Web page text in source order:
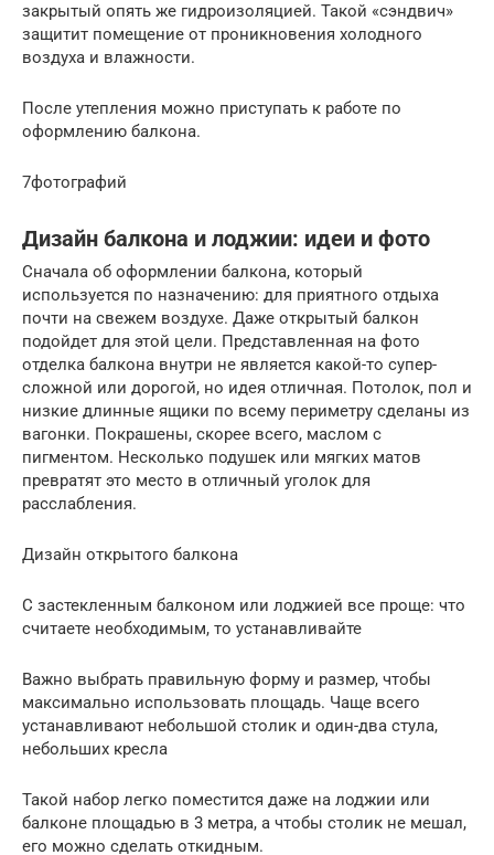
закрытый опять же гидроизоляцией. Такой «сэндвич»
защитит помещение от проникновения холодного
воздуха и влажности.
После утепления можно приступать к работе по
оформлению балкона.
7фотографий
Дизайн балкона и лоджии: идеи и фото
Сначала об оформлении балкона, который
используется по назначению: для приятного отдыха
почти на свежем воздухе. Даже открытый балкон
подойдет для этой цели. Представленная на фото
отделка балкона внутри не является какой-то супер-
сложной или дорогой, но идея отличная. Потолок, пол и
низкие длинные ящики по всему периметру сделаны из
вагонки. Покрашены, скорее всего, маслом с
пигментом. Несколько подушек или мягких матов
превратят это место в отличный уголок для
расслабления.
Дизайн открытого балкона
С застекленным балконом или лоджией все проще: что
считаете необходимым, то устанавливайте
Важно выбрать правильную форму и размер, чтобы
максимально использовать площадь. Чаще всего
устанавливают небольшой столик и один-два стула,
небольших кресла
Такой набор легко поместится даже на лоджии или
балконе площадью в 3 метра, а чтобы столик не мешал,
его можно сделать откидным.